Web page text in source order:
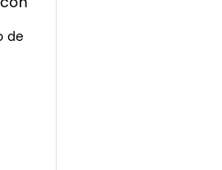
de